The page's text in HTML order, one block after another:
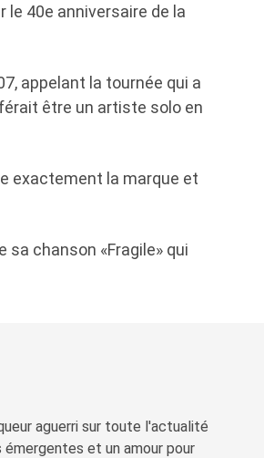
le 40e anniversaire de la
appelant la tournée qui a
être un artiste solo en
exactement la marque et
chanson «Fragile» qui
aguerri sur toute l'actualité
et un amour pour